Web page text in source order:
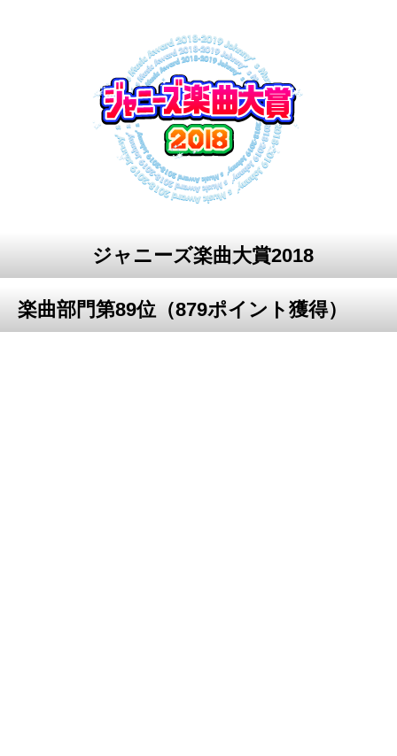
ジャニーズ楽曲大賞2018
楽曲部門第89位（879ポイント獲得）